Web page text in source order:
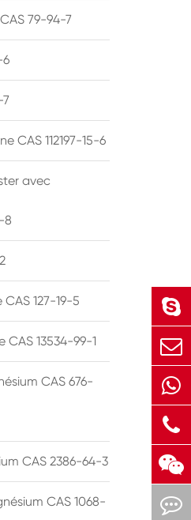
79-94-7
7
CAS 112197-15-6
avec
8
127-19-5
13534-99-1
CAS 676-
CAS 2386-64-3
CAS 1068-